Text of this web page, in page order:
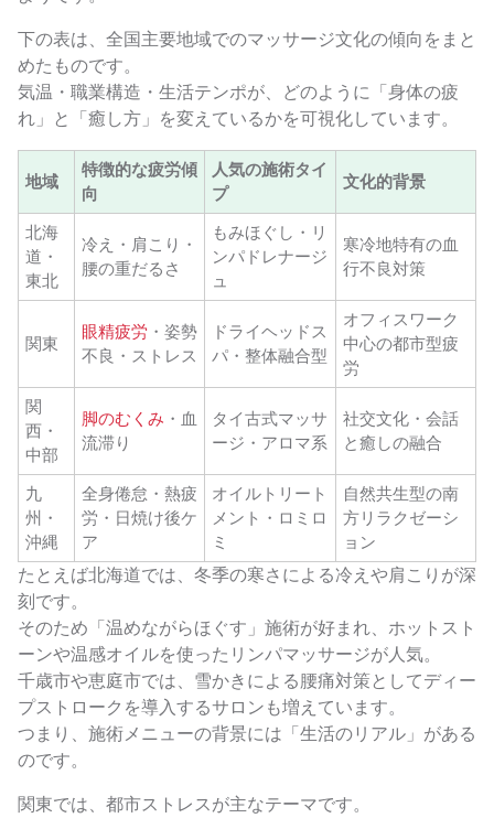
下の表は、全国主要地域でのマッサージ文化の傾向をまと
めたものです。
気温・職業構造・生活テンポが、どのように「身体の疲
れ」と「癒し方」を変えているかを可視化しています。
地域
特徴的な疲労傾
向
人気の施術タイ
プ
文化的背景
北海
道・
東北
冷え・肩こり・
腰の重だるさ
もみほぐし・リ
ンパドレナージ
ュ
寒冷地特有の血
行不良対策
関東
眼精疲労 ・姿勢
不良・ストレス
ドライヘッドス
パ・整体融合型
オフィスワーク
中心の都市型疲
労
関
西・
中部
脚のむくみ ・血
流滞り
タイ古式マッサ
ージ・アロマ系
社交文化・会話
と癒しの融合
九
州・
沖縄
全身倦怠・熱疲
労・日焼け後ケ
ア
オイルトリート
メント・ロミロ
ミ
自然共生型の南
方リラクゼーシ
ョン
たとえば北海道では、冬季の寒さによる冷えや肩こりが深
刻です。
そのため「温めながらほぐす」施術が好まれ、ホットスト
ーンや温感オイルを使ったリンパマッサージが人気。
千歳市や恵庭市では、雪かきによる腰痛対策としてディー
プストロークを導入するサロンも増えています。
つまり、施術メニューの背景には「生活のリアル」がある
のです。
関東では、都市ストレスが主なテーマです。